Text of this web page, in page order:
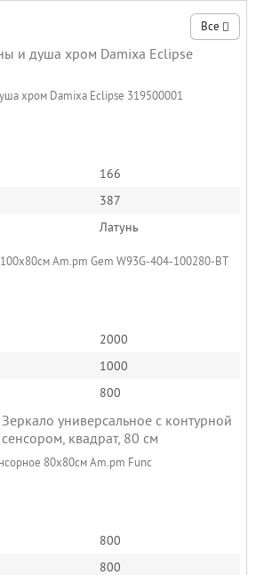
Все
хром Damixa Eclipse 319500001
166
387
Латунь
Am.pm Gem W93G-404-100280-BT
2000
1000
800
80х80см Am.pm Func
800
800